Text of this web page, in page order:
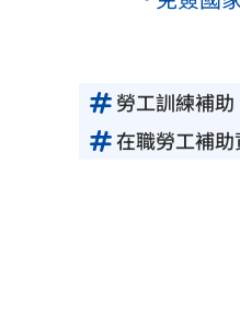
勞工訓練補助
在職勞工補